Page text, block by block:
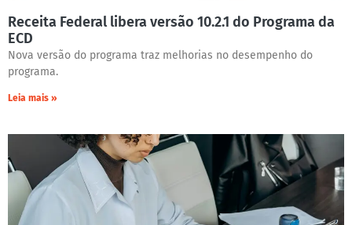
Receita Federal libera versão 10.2.1 do Programa da
ECD
Nova versão do programa traz melhorias no desempenho do
programa.
Leia mais »